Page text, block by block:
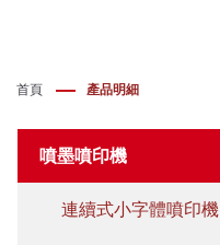
首頁 產品明細
噴墨噴印機
連續式小字體噴印機